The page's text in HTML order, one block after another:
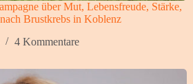
über Mut, Lebensfreude, Stärke,
Brustkrebs in Koblenz
4 Kommentare